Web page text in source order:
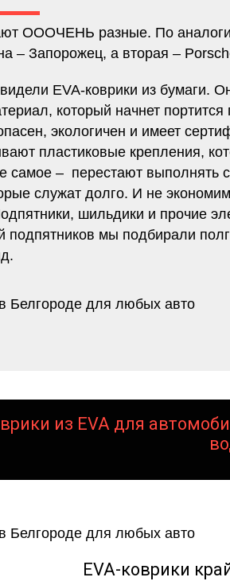
ОООЧЕНЬ разные. По
– Запорожец, а вторая –
EVA-коврики из бумаги.
который начнет
экологичен и имеет
пластиковые крепления,
самое – перестают
служат долго. И не
шильдики и прочие
подпятников мы подбирали
из EVA для
EVA-коврики